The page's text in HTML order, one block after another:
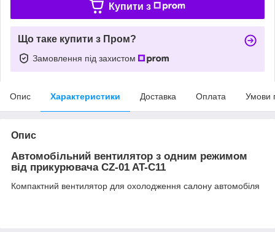
Купити з
Що таке купити з Пром?
Замовлення під захистом
Опис Характеристики Доставка Оплата Умови
Опис
Автомобільний вентилятор з одним режимом
від прикурювача CZ-01 AT-C11
Компактний вентилятор для охолодження салону автомобіля